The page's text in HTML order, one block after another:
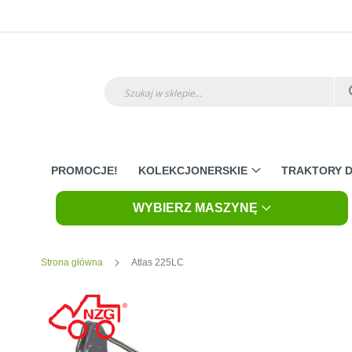
PROMOCJE! KOLEKCJONERSKIE TRAKTORY
WYBIERZ MASZYNĘ
Strona główna Atlas 225LC
the